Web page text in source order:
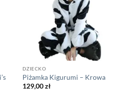
DZIECKO
Piżamka Kigurumi – Krowa
129,00zł